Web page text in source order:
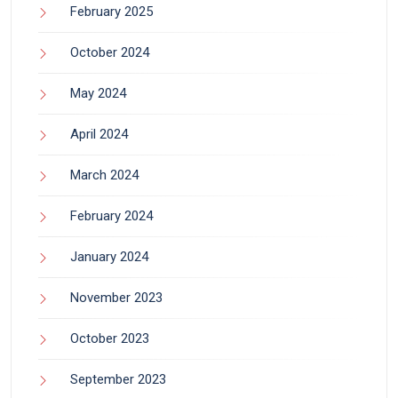
February 2025
October 2024
May 2024
April 2024
March 2024
February 2024
January 2024
November 2023
October 2023
September 2023